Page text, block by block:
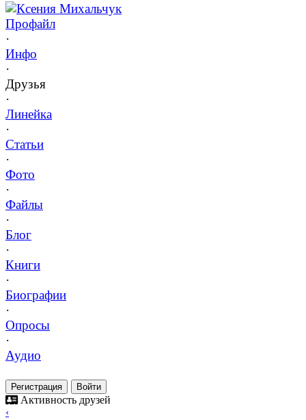
Ксения Михальчук
Профайл
·
Инфо
·
Друзья
·
Линейка
·
Статьи
·
Фото
·
Файлы
·
Блог
·
Книги
·
Биографии
·
Опросы
·
Аудио
Регистрация Войти
Активность друзей
‹